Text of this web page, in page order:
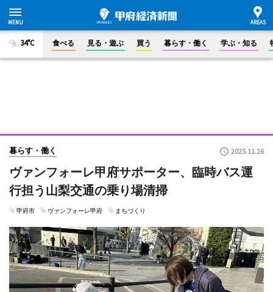
34°C 食べる 見る・遊ぶ 買う 暮らす・働く 学ぶ・知る
暮らす・働く 2025.11.26
ヴァンフォーレ甲府サポーター、臨時バス運
行担う山梨交通の乗り場清掃
甲府市 ヴァンフォーレ甲府 まちづくり